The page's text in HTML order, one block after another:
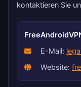
kontaktieren Sie
E-Mail:
Website: